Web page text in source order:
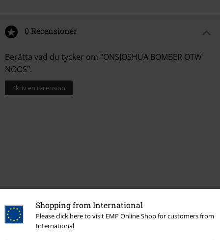
Shopping from International
Please click here to visit EMP Online Shop for customers from
International
0 Recensioner
Berätta vad du tycker om "ONSJOSHUA BOMBER OTW
NOOS".
Skriv en recension
More categories. More options.
Klädmärken ONLY and SONS